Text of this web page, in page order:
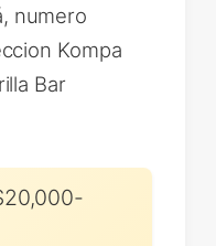
numero
Kompa
Bar